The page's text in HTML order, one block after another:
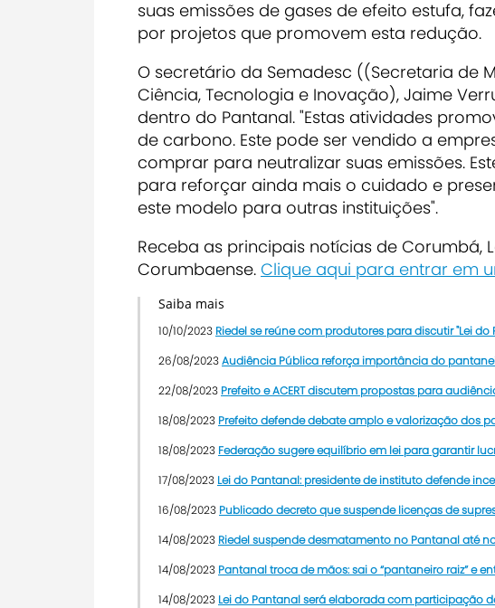
suas emissões de gases de efeito estufa,
por projetos que promovem esta redução.
O secretário da Semadesc ((Secretaria de
Ciência, Tecnologia e Inovação), Jaime
dentro do Pantanal. "Estas atividades
de carbono. Este pode ser vendido a
comprar para neutralizar suas emissões.
para reforçar ainda mais o cuidado e
este modelo para outras instituições".
Receba as principais notícias de Corumbá,
Corumbaense. Clique aqui para entrar em
Saiba mais
10/10/2023 Riedel se reúne com produtores para discutir "Lei do
26/08/2023Audiência Pública reforça importância do
22/08/2023 Prefeito e ACERT discutem propostas para
18/08/2023 Prefeito defende debate amplo e valorização dos
18/08/2023 Federação sugere equilíbrio em lei para garantir
17/08/2023 Lei do Pantanal: presidente de instituto defende
16/08/2023 Publicado decreto que suspende licenças de
14/08/2023 Riedel suspende desmatamento no Pantanal até
14/08/2023 Pantanal troca de mãos: sai o “pantaneiro raiz” e
14/08/2023 Lei do Pantanal será elaborada com participação